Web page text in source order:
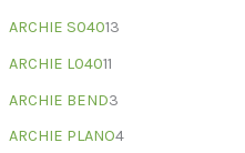
ARCHIE S04013
ARCHIE L04011
ARCHIE BEND3
ARCHIE PLANO4